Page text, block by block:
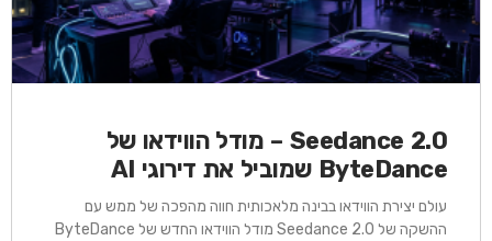
Seedance 2.0 – מודל הווידאו של
ByteDance שמוביל את דירוגי AI
עולם יצירת הווידאו בבינה מלאכותית חווה מהפכה של ממש עם
ההשקה של Seedance 2.0 מודל הווידאו החדש של ByteDance